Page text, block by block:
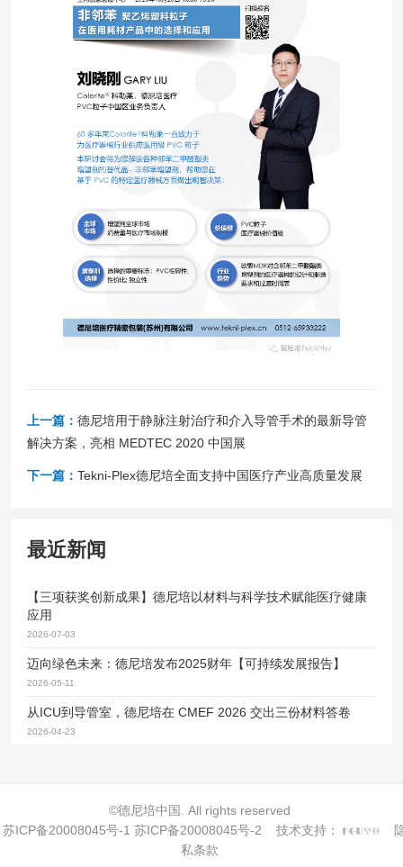
上一篇： 德尼培用于静脉注射治疗和介入导管手术的最新导管
解决方案，亮相 MEDTEC 2020 中国展
下一篇： Tekni-Plex德尼培全面支持中国医疗产业高质量发展
最近新闻
【三项获奖创新成果】德尼培以材料与科学技术赋能医疗健康
应用
2026-07-03
迈向绿色未来：德尼培发布2025财年【可持续发展报告】
2026-05-11
从ICU到导管室，德尼培在 CMEF 2026 交出三份材料答卷
2026-04-23
©德尼培中国. All rights reserved
苏ICP备20008045号-1 苏ICP备20008045号-2
技术支持：
私条款